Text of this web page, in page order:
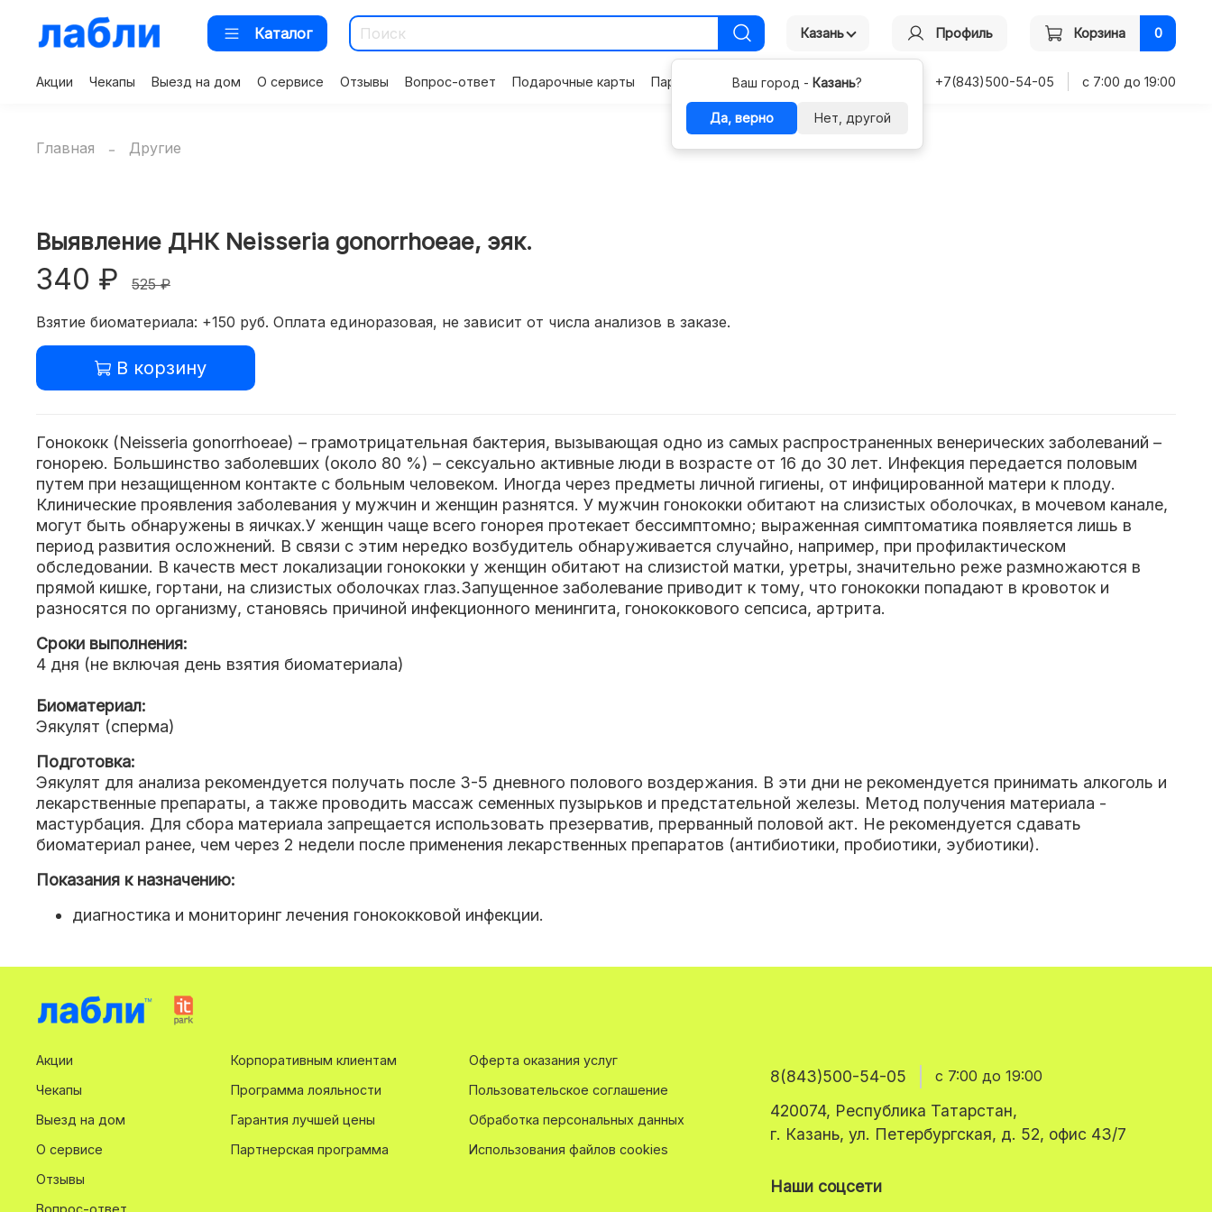
Каталог Казань
Ваш город - Казань?
Да, верно Нет, другой
Профиль Корзина 0
Акции Чекапы Выезд на дом О сервисе Отзывы Вопрос-ответ Подарочные карты Партнерам Контакты +7(843)500-54-05 с 7:00 до 19:00
Главная Другие
Выявление ДНК Neisseria gonorrhoeae, эяк.
340 ₽ 525 ₽
Взятие биоматериала: +150 руб. Оплата единоразовая, не зависит от числа анализов в заказе.
В корзину
Гонококк (Neisseria gonorrhoeae) – грамотрицательная бактерия, вызывающая одно из самых распространенных венерических заболеваний –
гонорею. Большинство заболевших (около 80 %) – сексуально активные люди в возрасте от 16 до 30 лет. Инфекция передается половым
путем при незащищенном контакте с больным человеком. Иногда через предметы личной гигиены, от инфицированной матери к плоду.
Клинические проявления заболевания у мужчин и женщин разнятся. У мужчин гонококки обитают на слизистых оболочках, в мочевом канале,
могут быть обнаружены в яичках.У женщин чаще всего гонорея протекает бессимптомно; выраженная симптоматика появляется лишь в
период развития осложнений. В связи с этим нередко возбудитель обнаруживается случайно, например, при профилактическом
обследовании. В качеств мест локализации гонококки у женщин обитают на слизистой матки, уретры, значительно реже размножаются в
прямой кишке, гортани, на слизистых оболочках глаз.Запущенное заболевание приводит к тому, что гонококки попадают в кровоток и
разносятся по организму, становясь причиной инфекционного менингита, гонококкового сепсиса, артрита.
Сроки выполнения:
4 дня (не включая день взятия биоматериала)
Биоматериал:
Эякулят (сперма)
Подготовка:
Эякулят для анализа рекомендуется получать после 3-5 дневного полового воздержания. В эти дни не рекомендуется принимать алкоголь и
лекарственные препараты, а также проводить массаж семенных пузырьков и предстательной железы. Метод получения материала -
мастурбация. Для сбора материала запрещается использовать презерватив, прерванный половой акт. Не рекомендуется сдавать
биоматериал ранее, чем через 2 недели после применения лекарственных препаратов (антибиотики, пробиотики, эубиотики).
Показания к назначению:
диагностика и мониторинг лечения гонококковой инфекции.
Акции
Чекапы
Выезд на дом
О сервисе
Отзывы
Вопрос-ответ
Корпоративным клиентам
Программа лояльности
Гарантия лучшей цены
Партнерская программа
Оферта оказания услуг
Пользовательское соглашение
Обработка персональных данных
Использования файлов cookies
8(843)500-54-05 с 7:00 до 19:00
420074, Республика Татарстан,
г. Казань, ул. Петербургская, д. 52, офис 43/7
Наши соцсети